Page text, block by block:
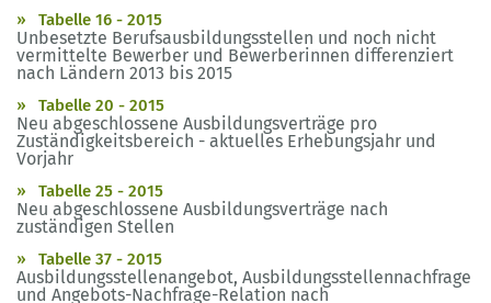
Tabelle 16 - 2015
Unbesetzte Berufsausbildungsstellen und noch nicht
vermittelte Bewerber und Bewerberinnen differenziert
nach Ländern 2013 bis 2015
Tabelle 20 - 2015
Neu abgeschlossene Ausbildungsverträge pro
Zuständigkeitsbereich - aktuelles Erhebungsjahr und
Vorjahr
Tabelle 25 - 2015
Neu abgeschlossene Ausbildungsverträge nach
zuständigen Stellen
Tabelle 37 - 2015
Ausbildungsstellenangebot, Ausbildungsstellennachfrage
und Angebots-Nachfrage-Relation nach